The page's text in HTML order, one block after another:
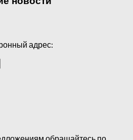
адрес: